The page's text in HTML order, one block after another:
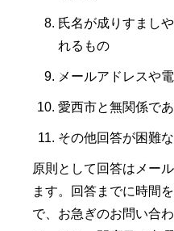
氏名が成りすまし
れるもの
メールアドレスや
愛西市と無関係で
その他回答が困難
原則として回答はメー
ます。回答までに時間
で、お急ぎのお問い合